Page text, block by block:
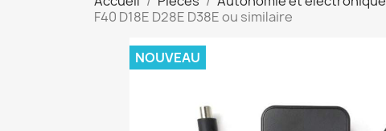
F40 D18E D28E D38E ou similaire
NOUVEAU